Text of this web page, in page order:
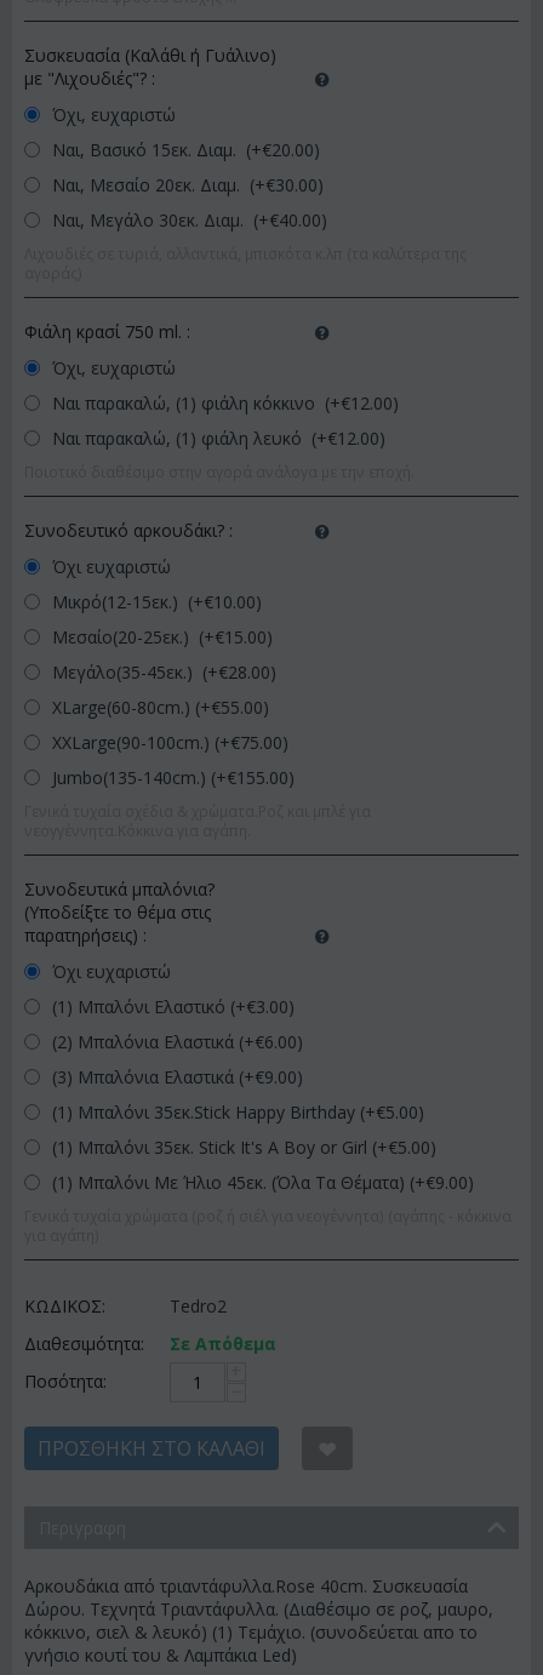
Συσκευασία (Καλάθι ή Γυάλινο)
με "Λιχουδιές"? :
Όχι, ευχαριστώ
Ναι, Βασικό 15εκ. Διαμ. (+€20.00)
Ναι, Μεσαίο 20εκ. Διαμ. (+€30.00)
Ναι, Μεγάλο 30εκ. Διαμ. (+€40.00)
Φιάλη κρασί 750 ml. :
Όχι, ευχαριστώ
Ναι παρακαλώ, (1) φιάλη κόκκινο (+€12.00)
Ναι παρακαλώ, (1) φιάλη λευκό (+€12.00)
Συνοδευτικό αρκουδάκι? :
Όχι ευχαριστώ
Μικρό(12-15εκ.) (+€10.00)
Μεσαίο(20-25εκ.) (+€15.00)
Μεγάλο(35-45εκ.) (+€28.00)
XLarge(60-80cm.) (+€55.00)
XXLarge(90-100cm.) (+€75.00)
Jumbo(135-140cm.) (+€155.00)
Συνοδευτικά μπαλόνια?
(Υποδείξτε το θέμα στις
παρατηρήσεις) :
Όχι ευχαριστώ
(1) Μπαλόνι Ελαστικό (+€3.00)
(2) Μπαλόνια Ελαστικά (+€6.00)
(3) Μπαλόνια Ελαστικά (+€9.00)
(1) Μπαλόνι 35εκ.Stick Happy Birthday (+€5.00)
(1) Μπαλόνι 35εκ. Stick It's A Boy or Girl (+€5.00)
(1) Μπαλόνι Με Ήλιο 45εκ. (Όλα Τα Θέματα) (+€9.00)
ΚΩΔΙΚΟΣ:
Tedro2
Διαθεσιμότητα:
Σε Απόθεμα
Ποσότητα:
ΠΡΟΣΘΉΚΗ ΣΤΟ ΚΑΛΆΘΙ
Αρκουδάκια από τριαντάφυλλα.Rose 40cm. Συσκευασία
Δώρου. Τεχνητά Τριαντάφυλλα. (Διαθέσιμο σε ροζ, μαυρο,
κόκκινο, σιελ & λευκό) (1) Τεμάχιο. (συνοδεύεται απο το
γνήσιο κουτί του & Λαμπάκια Led)